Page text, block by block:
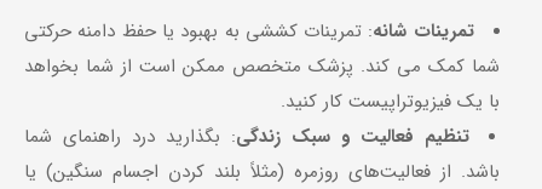
تمرینات شانه: تمرینات کششی به بهبود یا حفظ دامنه حرکتی
شما کمک می کند. پزشک متخصص ممکن است از شما بخواهد
با یک فیزیوتراپیست کار کنید.
تنظیم فعالیت و سبک زندگی: بگذارید درد راهنمای شما
باشد. از فعالیت‌های روزمره (مثلاً بلند کردن اجسام سنگین) یا